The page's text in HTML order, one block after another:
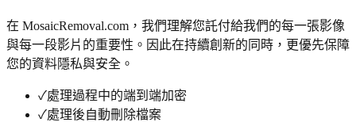
在 MosaicRemoval.com，我們理解您託付給我們的每一張影像
與每一段影片的重要性。因此在持續創新的同時，更優先保障
您的資料隱私與安全。
✓處理過程中的端到端加密
✓處理後自動刪除檔案